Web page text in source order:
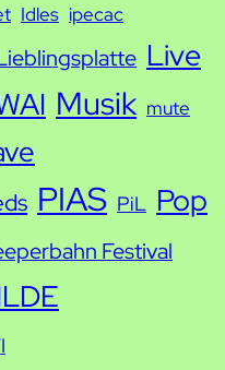
Idles ipecac
Live
Musik mute
PIAS PiL Pop
Festival